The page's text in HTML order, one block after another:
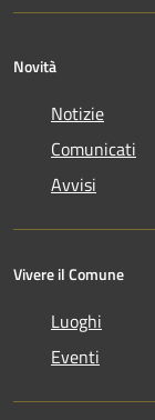
Novità
Notizie
Comunicati
Avvisi
Vivere il Comune
Luoghi
Eventi